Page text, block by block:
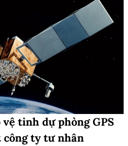
tinh dự phòng GPS
công ty tư nhân